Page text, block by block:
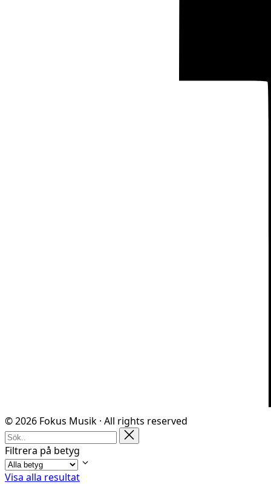
© 2026 Fokus Musik · All rights reserved
Filtrera på betyg
Visa alla resultat